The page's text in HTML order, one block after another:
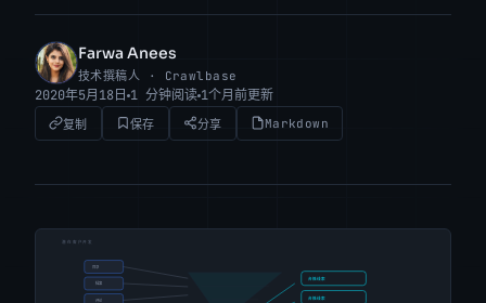
FA
Farwa Anees
技术撰稿人 · Crawlbase
2020年5月18日 1 分钟阅读 1个月前更新
复制 保存 分享 Markdown